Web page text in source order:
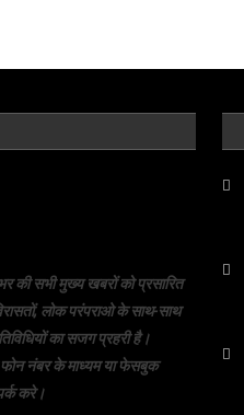
की सभी मुख्य खबरों को प्रसारित
लोक परंपराओ के साथ-साथ
का सजग प्रहरी है।
नंबर के माध्यम या फेसबुक
करे।